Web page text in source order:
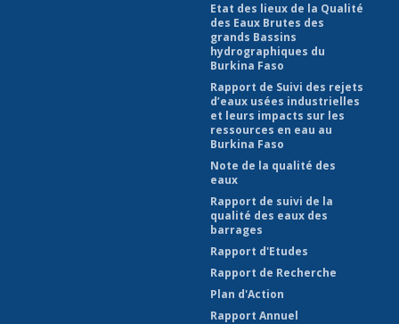
Etat des lieux de la Qualité
des Eaux Brutes des
grands Bassins
hydrographiques du
Burkina Faso
Rapport de Suivi des rejets
d’eaux usées industrielles
et leurs impacts sur les
ressources en eau au
Burkina Faso
Note de la qualité des
eaux
Rapport de suivi de la
qualité des eaux des
barrages
Rapport d'Etudes
Rapport de Recherche
Plan d'Action
Rapport Annuel